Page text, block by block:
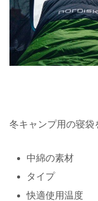
冬キャンプ用の寝袋
中綿の素材
タイプ
快適使用温度